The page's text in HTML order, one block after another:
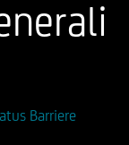
Barriere